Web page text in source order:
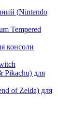
(Nintendo
Tempered
консоли
Pikachu) для
of Zelda) для